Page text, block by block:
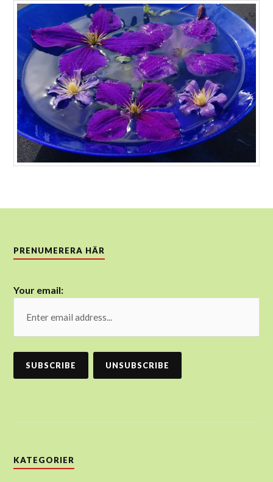
PRENUMERERA HÄR
Your email:
KATEGORIER